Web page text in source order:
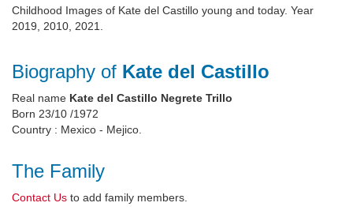
Childhood Images of Kate del Castillo young and today. Year
2019, 2010, 2021.
Biography of Kate del Castillo
Real name Kate del Castillo Negrete Trillo
Born 23/10 /1972
Country : Mexico - Mejico.
The Family
Contact Us to add family members.